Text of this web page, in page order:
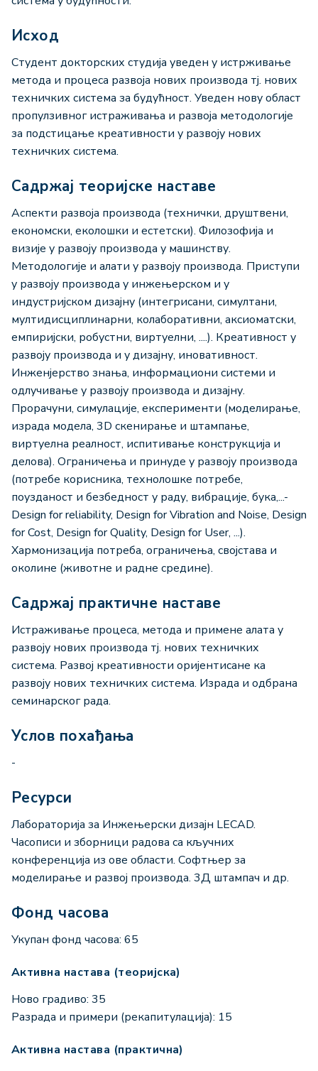
Исход
Студент докторских студија уведен у истрживање
метода и процеса развоја нових производа тј. нових
техничких система за будућност. Уведен нову област
пропулзивног истраживања и развоја методологије
за подстицање креативности у развоју нових
техничких система.
Садржај теоријске наставе
Аспекти развоја производа (технички, друштвени,
економски, еколошки и естетски). Филозофија и
визије у развоју производа у машинству.
Методологије и алати у развоју производа. Приступи
у развоју производа у инжењерском и у
индустријском дизајну (интегрисани, симултани,
мултидисциплинарни, колаборативни, аксиоматски,
емпиријски, робустни, виртуелни, ....). Креативност у
развоју производа и у дизајну, иновативност.
Инженјерство знања, информациони системи и
одлучивање у развоју производа и дизајну.
Прорачуни, симулације, експерименти (моделирање,
израда модела, 3D скенирање и штампање,
виртуелна реалност, испитивање конструкција и
делова). Ограничења и принуде у развоју производа
(потребе корисника, технолошке потребе,
поузданост и безбедност у раду, вибрације, бука,...-
Design for reliability, Design for Vibration and Noise, Design
for Cost, Design for Quality, Design for User, ...).
Хармонизација потреба, ограничења, својстава и
околине (животне и радне средине).
Садржај практичне наставе
Истраживање процеса, метода и примене алата у
развоју нових производа тј. нових техничких
система. Развој креативности оријентисане ка
развоју нових техничких система. Израда и одбрана
семинарског рада.
Услов похађања
-
Ресурси
Лабораторија за Инжењерски дизајн LECAD.
Часописи и зборници радова са кључних
конференција из ове области. Софтњер за
моделирање и развој производа. 3Д штампач и др.
Фонд часова
Укупан фонд часова: 65
Активна настава (теоријска)
Ново градиво: 35
Разрада и примери (рекапитулација): 15
Активна настава (практична)